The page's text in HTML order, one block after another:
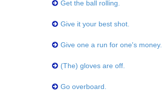
Get the ball rolling.
Give it your best shot.
Give one a run for one's money.
(The) gloves are off.
Go overboard.